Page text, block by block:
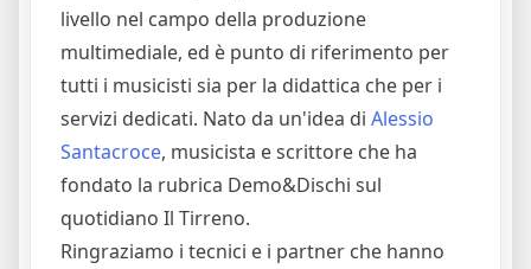
livello nel campo della produzione
multimediale, ed è punto di riferimento per
tutti i musicisti sia per la didattica che per i
servizi dedicati. Nato da un'idea di Alessio
Santacroce, musicista e scrittore che ha
fondato la rubrica Demo&Dischi sul
quotidiano Il Tirreno.
Ringraziamo i tecnici e i partner che hanno